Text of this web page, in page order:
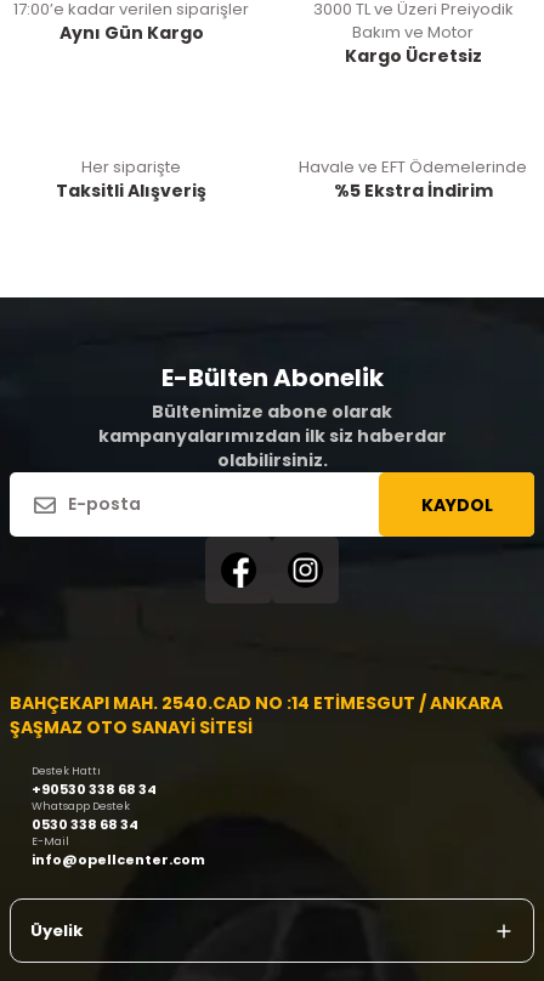
17:00’e kadar verilen siparişler
Aynı Gün Kargo
3000 TL ve Üzeri Preiyodik
Bakım ve Motor
Kargo Ücretsiz
Her siparişte
Taksitli Alışveriş
Havale ve EFT Ödemelerinde
%5 Ekstra İndirim
E-Bülten Abonelik
Bültenimize abone olarak
kampanyalarımızdan ilk siz haberdar
olabilirsiniz.
KAYDOL
BAHÇEKAPI MAH. 2540.CAD NO :14 ETİMESGUT / ANKARA
ŞAŞMAZ OTO SANAYİ SİTESİ
Destek Hattı
+90530 338 68 34
Whatsapp Destek
0530 338 68 34
E-Mail
info@opellcenter.com
Üyelik